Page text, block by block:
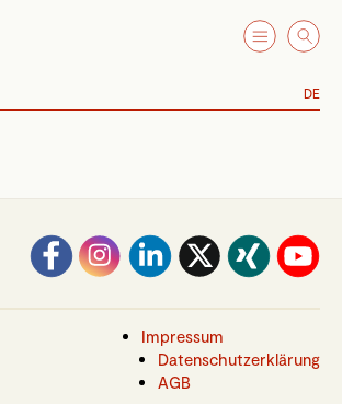
DE
Impressum
Datenschutzerklärung
AGB